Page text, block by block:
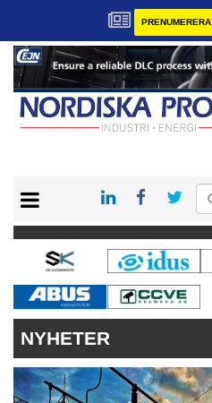
PRENUMERERA
KONTAKT
VÅRA ANDRA MAGASIN
PRENUMERERA
ANNONSERA
NYHETER